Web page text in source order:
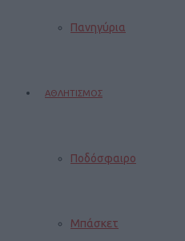
Πανηγύρια
ΑΘΛΗΤΙΣΜΟΣ
Ποδόσφαιρο
Μπάσκετ